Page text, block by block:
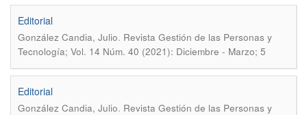
Editorial
González Candia, Julio. Revista Gestión de las Personas y
Tecnología; Vol. 14 Núm. 40 (2021): Diciembre - Marzo; 5
Editorial
González Candia, Julio. Revista Gestión de las Personas y